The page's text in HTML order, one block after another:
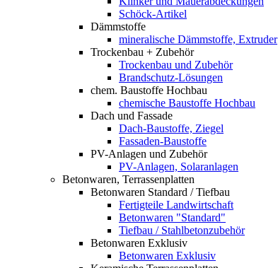
Schöck-Artikel
Dämmstoffe
mineralische Dämmstoffe, Extruder
Trockenbau + Zubehör
Trockenbau und Zubehör
Brandschutz-Lösungen
chem. Baustoffe Hochbau
chemische Baustoffe Hochbau
Dach und Fassade
Dach-Baustoffe, Ziegel
Fassaden-Baustoffe
PV-Anlagen und Zubehör
PV-Anlagen, Solaranlagen
Betonwaren, Terrassenplatten
Betonwaren Standard / Tiefbau
Fertigteile Landwirtschaft
Betonwaren "Standard"
Tiefbau / Stahlbetonzubehör
Betonwaren Exklusiv
Betonwaren Exklusiv